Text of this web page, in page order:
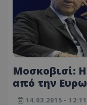
Μοσκοβισί:
από την
του τέλους
14.03.2015 - 12:11